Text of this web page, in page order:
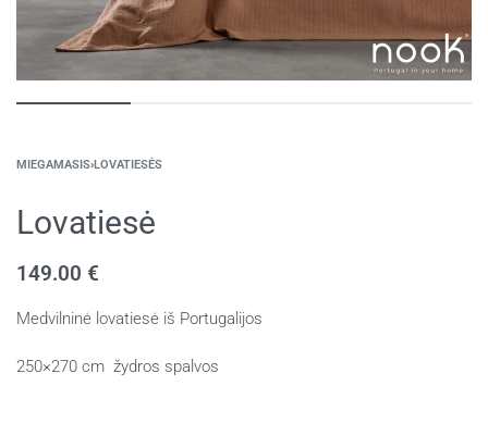
MIEGAMASIS›LOVATIESĖS
Lovatiesė
149.00 €
Medvilninė lovatiesė iš Portugalijos
250×270 cm žydros spalvos